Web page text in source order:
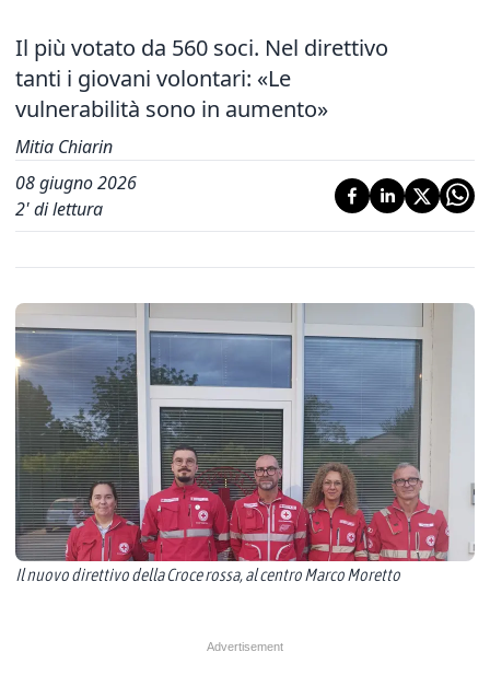
Il più votato da 560 soci. Nel direttivo
tanti i giovani volontari: «Le
vulnerabilità sono in aumento»
Mitia Chiarin
08 giugno 2026
2' di lettura
Il nuovo direttivo della Croce rossa, al centro Marco Moretto